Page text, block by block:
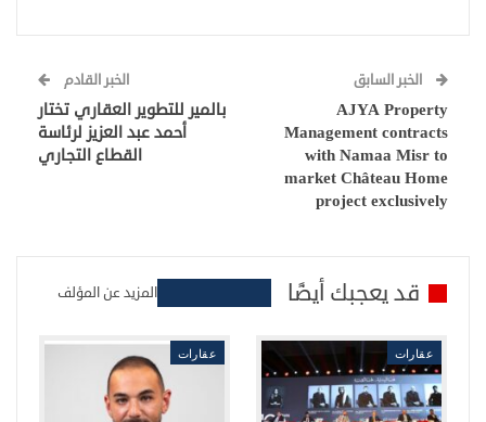
الخبر السابق
AJYA Property
Management contracts
with Namaa Misr to
market Château Home
project exclusively
الخبر القادم
بالمير للتطوير العقاري تختار
أحمد عبد العزيز لرئاسة
القطاع التجاري
قد يعجبك أيضًا المزيد عن المؤلف
عقارات عقارات